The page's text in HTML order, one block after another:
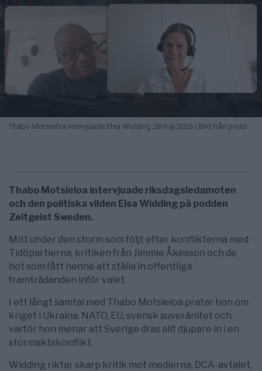
Thabo Motsieloa intervjuade Elsa Widding 28 maj 2026 | Bild från podd
Thabo Motsieloa intervjuade riksdagsledamoten
och den politiska vilden Elsa Widding på podden
Zeitgeist Sweden.
Mitt under den storm som följt efter konflikterna med
Tidöpartierna, kritiken från Jimmie Åkesson och de
hot som fått henne att ställa in offentliga
framträdanden inför valet.
I ett långt samtal med Thabo Motsieloa pratar hon om
kriget i Ukraina, NATO, EU, svensk suveränitet och
varför hon menar att Sverige dras allt djupare in i en
stormaktskonflikt.
Widding riktar skarp kritik mot medierna, DCA-avtalet,